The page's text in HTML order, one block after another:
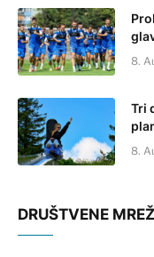
8.
Tri
8.
DRUŠTVENE